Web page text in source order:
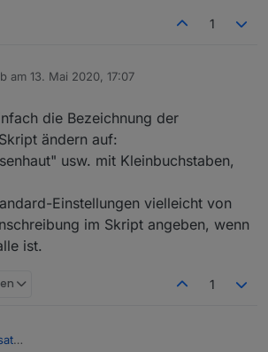
1
am 13. Mai 2020, 17:07
editiert von
die Bezeichnung der
ändern auf:
usw. mit Kleinbuchstaben,
Einstellungen vielleicht von
im Skript angeben, wenn
ist.
1